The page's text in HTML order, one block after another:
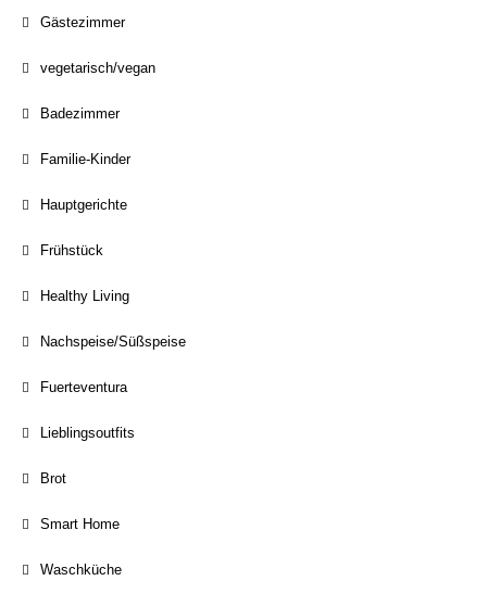
Gästezimmer
vegetarisch/vegan
Badezimmer
Familie-Kinder
Hauptgerichte
Frühstück
Healthy Living
Nachspeise/Süßspeise
Fuerteventura
Lieblingsoutfits
Brot
Smart Home
Waschküche